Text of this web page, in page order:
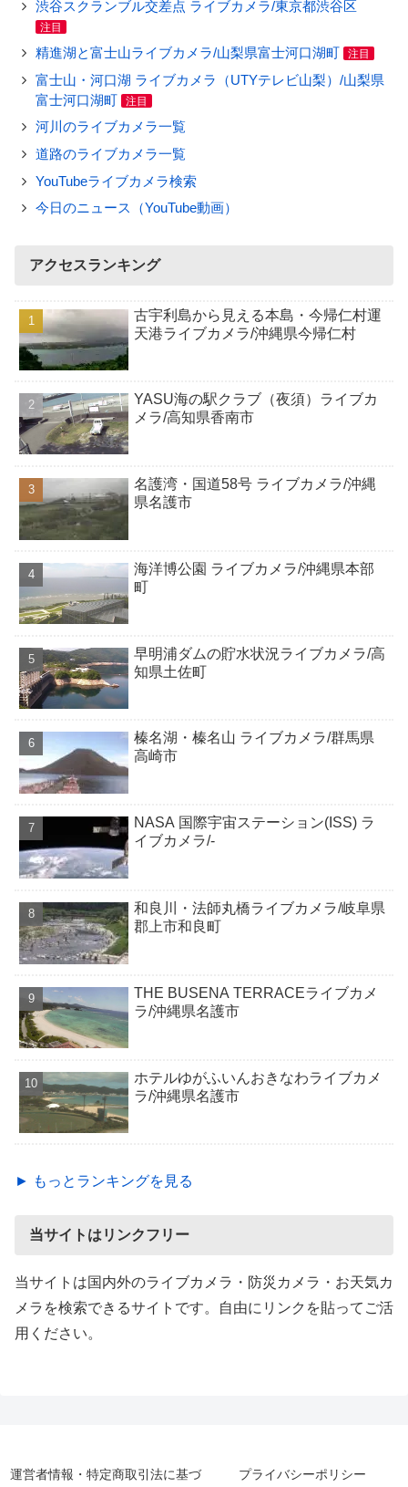
渋谷スクランブル交差点 ライブカメラ/東京都渋谷区
注目
精進湖と富士山ライブカメラ/山梨県富士河口湖町 注目
富士山・河口湖 ライブカメラ（UTYテレビ山梨）/山梨県
富士河口湖町
注目
河川のライブカメラ一覧
道路のライブカメラ一覧
YouTubeライブカメラ検索
今日のニュース（YouTube動画）
アクセスランキング
古宇利島から見える本島・今帰仁村運
天港ライブカメラ/沖縄県今帰仁村
YASU海の駅クラブ（夜須）ライブカ
メラ/高知県香南市
名護湾・国道58号 ライブカメラ/沖縄
県名護市
海洋博公園 ライブカメラ/沖縄県本部
町
早明浦ダムの貯水状況ライブカメラ/高
知県土佐町
榛名湖・榛名山 ライブカメラ/群馬県
高崎市
NASA 国際宇宙ステーション(ISS) ラ
イブカメラ/-
和良川・法師丸橋ライブカメラ/岐阜県
郡上市和良町
THE BUSENA TERRACEライブカメ
ラ/沖縄県名護市
ホテルゆがふいんおきなわライブカメ
ラ/沖縄県名護市
► もっとランキングを見る
当サイトはリンクフリー
当サイトは国内外のライブカメラ・防災カメラ・お天気カ
メラを検索できるサイトです。自由にリンクを貼ってご活
用ください。
運営者情報・特定商取引法に基づ プライバシーポリシー